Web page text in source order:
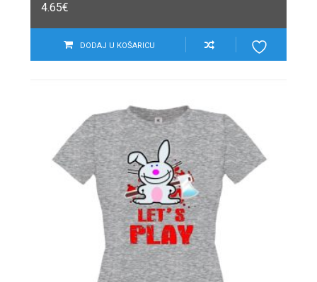
4.65€
DODAJ U KOŠARICU